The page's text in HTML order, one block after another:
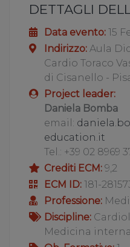
DETTAGLI
Data evento: 15
Indirizzo: Aula
Cardio Toraco
di Cisanello -
Project leader:
Daniela Bomba
email:
education.it
Tel.: +39 02 8969
Crediti ECM: 9,2
ECM ID: 181-
Professione:
Discipline:
Medicina interna